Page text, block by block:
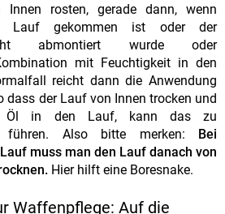
Innen rosten, gerade dann, wenn
Lauf gekommen ist oder der
abmontiert wurde oder
mit Feuchtigkeit in den
reicht dann die Anwendung
dass der Lauf von Innen trocken und
Öl in den Lauf, kann das zu
führen. Also bitte merken:
Bei
muss man den Lauf danach von
Hier hilft eine Boresnake.
Waffenpflege: Auf die